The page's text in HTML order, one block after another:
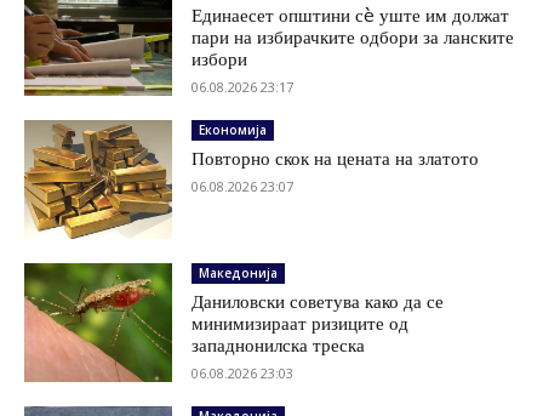
Единаесет општини сè уште им должат
пари на избирачките одбори за ланските
избори
06.08.2026 23:17
Економија
Повторно скок на цената на златото
06.08.2026 23:07
Македонија
Даниловски советува како да се
минимизираат ризиците од
западнонилска треска
06.08.2026 23:03